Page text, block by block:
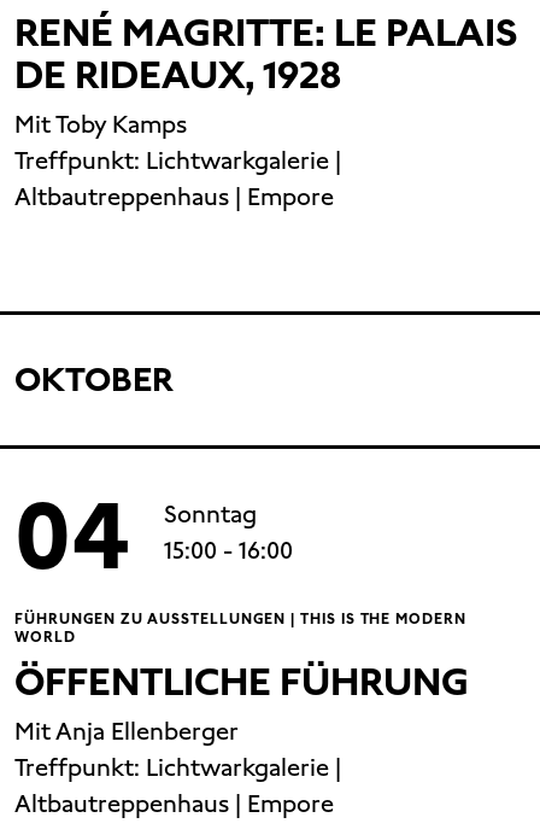
RENÉ MAGRITTE: LE PALAIS
DE RIDEAUX, 1928
Mit Toby Kamps
Treffpunkt: Lichtwarkgalerie |
Altbautreppenhaus | Empore
OKTOBER
04
Sonntag
15:00 - 16:00
FÜHRUNGEN ZU AUSSTELLUNGEN | THIS IS THE MODERN
WORLD
ÖFFENTLICHE FÜHRUNG
Mit Anja Ellenberger
Treffpunkt: Lichtwarkgalerie |
Altbautreppenhaus | Empore